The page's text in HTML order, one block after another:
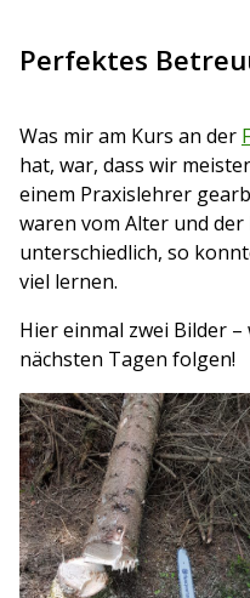
Perfektes
Was mir am Kurs an der
hat, war, dass wir
einem Praxislehrer
waren vom Alter und
unterschiedlich, so
viel lernen.
Hier einmal zwei Bilder
nächsten Tagen folgen!